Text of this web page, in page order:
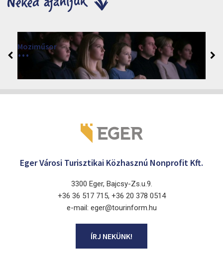
Moziműsor
Cinema Agria, Eger 3300, Törvényház utca 4.
Eger Városi Turisztikai Közhasznú Nonprofit Kft.
3300 Eger, Bajcsy-Zs.u.9.
+36 36 517 715, +36 20 378 0514
e-mail: eger@tourinform.hu
ÍRJ NEKÜNK!